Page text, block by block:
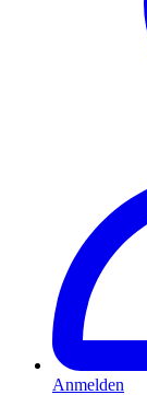
Anmelden